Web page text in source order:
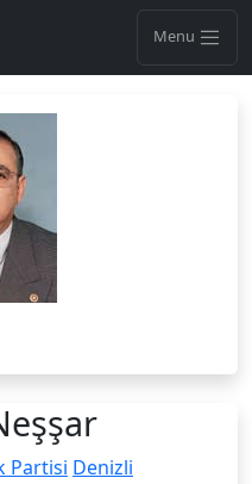
Menu
Partisi Denizli